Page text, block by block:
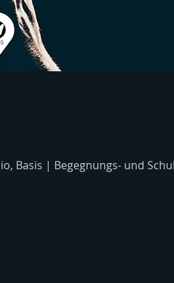
Basis | Begegnungs- und